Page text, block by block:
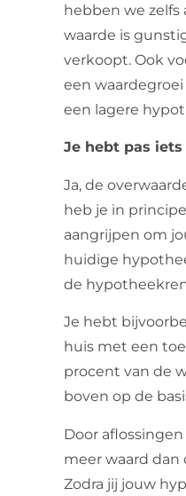
hebben we zelfs
waarde is
verkoopt. Ook
een
een lagere
Je hebt pas
Ja, de
heb je in
aangrijpen om
huidige
de
Je hebt
huis met een
procent van de
boven op de
Door
meer waard dan
Zodra jij jouw